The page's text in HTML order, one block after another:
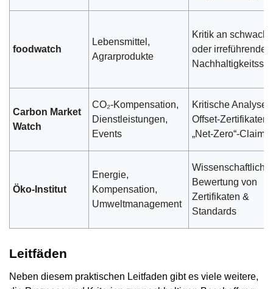
foodwatch
Lebensmittel,
Agrarprodukte
Kritik an
oder irreführenden
Carbon Market
Watch
CO₂-Kompensation,
Dienstleistungen,
Events
Kritische Analyse
Offset-Zertifikaten
„Net-Zero“-Claims
Öko-Institut
Energie,
Kompensation,
Umweltmanagement
Wissenschaftliche
Bewertung von
Zertifikaten &
Standards
Leitfäden
Neben diesem praktischen Leitfaden gibt es viele weitere,